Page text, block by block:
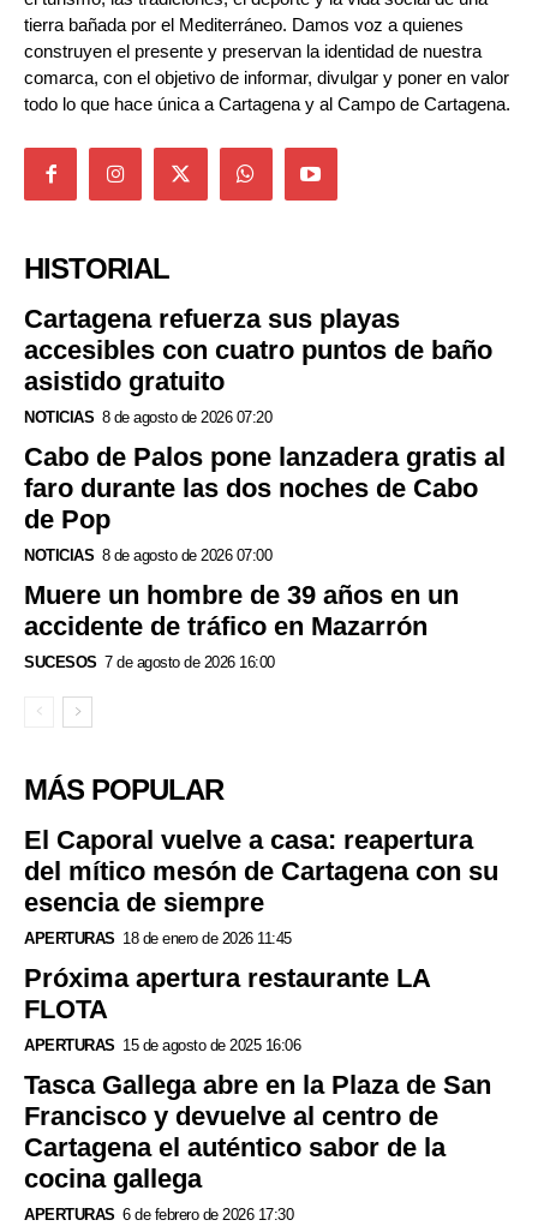
tierra bañada por el Mediterráneo. Damos voz a quienes
construyen el presente y preservan la identidad de nuestra
comarca, con el objetivo de informar, divulgar y poner en valor
todo lo que hace única a Cartagena y al Campo de Cartagena.
HISTORIAL
Cartagena refuerza sus playas
accesibles con cuatro puntos de baño
asistido gratuito
NOTICIAS 8 de agosto de 2026 07:20
Cabo de Palos pone lanzadera gratis al
faro durante las dos noches de Cabo
de Pop
NOTICIAS 8 de agosto de 2026 07:00
Muere un hombre de 39 años en un
accidente de tráfico en Mazarrón
SUCESOS 7 de agosto de 2026 16:00
MÁS POPULAR
El Caporal vuelve a casa: reapertura
del mítico mesón de Cartagena con su
esencia de siempre
APERTURAS 18 de enero de 2026 11:45
Próxima apertura restaurante LA
FLOTA
APERTURAS 15 de agosto de 2025 16:06
Tasca Gallega abre en la Plaza de San
Francisco y devuelve al centro de
Cartagena el auténtico sabor de la
cocina gallega
APERTURAS 6 de febrero de 2026 17:30